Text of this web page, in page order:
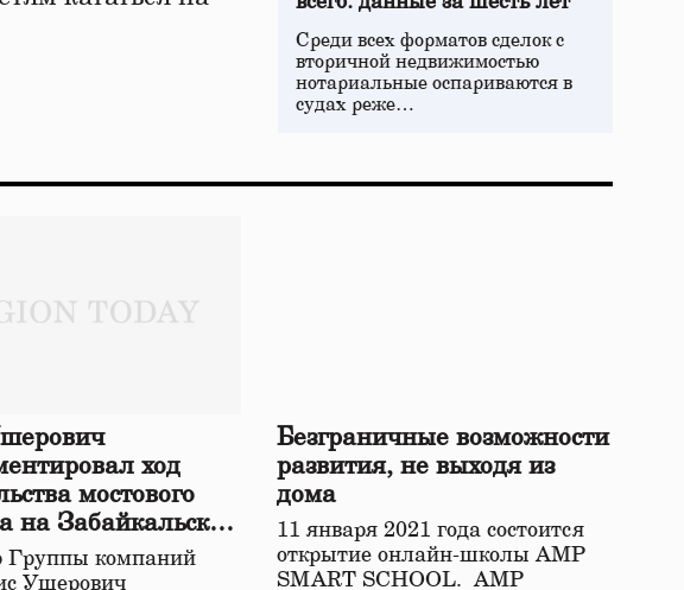
Среди всех форматов сделок с
вторичной недвижимостью
нотариальные оспариваются в
судах реже…
ход
мостового
на Забайкальской
дороге
Группы компаний
Ушерович
Безграничные возможности
развития, не выходя из
дома
11 января 2021 года состоится
открытие онлайн-школы АМР
SMART SCHOOL. АМР